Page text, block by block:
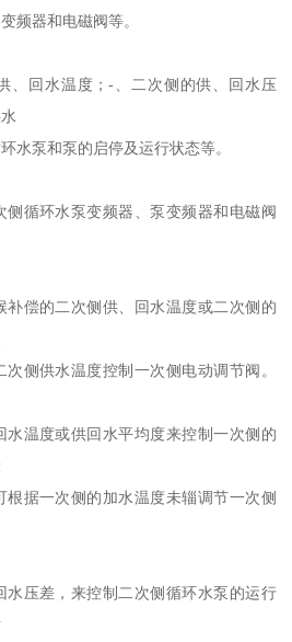
频器和电磁阀等。
、回水温度；-、二次侧的供、回水压
水泵和泵的启停及运行状态等。
侧循环水泵变频器、泵变频器和电磁阀
补偿的二次侧供、回水温度或二次侧的
侧供水温度控制一次侧电动调节阀。
水温度或供回水平均度来控制一次侧的
据一次侧的加水温度未辎调节一次侧
水压差，来控制二次侧循环水泵的运行